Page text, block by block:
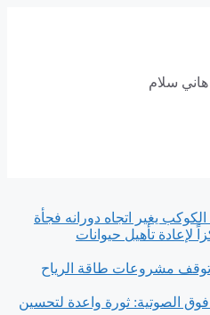
سلام
يغير اتجاه دورانه فجأة
لإعادة تأهيل حيوانات
مشروعات طاقة الرياح
فوق الصوتية: ثورة واعدة لتحسين